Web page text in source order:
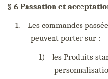
§ 6 Passation et
1.
Les commandes
peuvent porter sur :
1)
les Produits